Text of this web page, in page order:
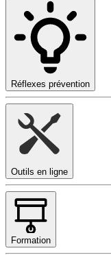
Réflexes prévention
Outils en ligne
Formation